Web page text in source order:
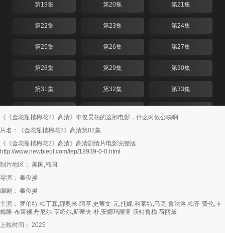
第19集 第20集 第21集
第22集 第23集 第24集
第25集 第26集 第27集
第28集 第29集 第30集
第31集 第32集 第33集
第37集
第40集 第41集
第43集
第46集
第49集 第50集 第51集
《《金花瓶楷梅花2》高清》奉俊昊拍的这部电影，什么时候公映啊
片名：《金花瓶楷梅花2》高清第02集
《《金花瓶楷梅花2》高清》高清剧情片电影完整版
http://www.newbieol.com/iep/18939-0-0.html
制片地区： 美国,韩国
导演： 奉俊昊
编剧： 奉俊昊
主演： 罗伯特·帕丁森,娜奥米·阿基,史蒂文·元,托妮·科莱特,马克·鲁法洛,帕齐·费伦,卡
梅隆·布莱顿,丹尼尔·亨绍尔,斯蒂夫·朴,安娜玛丽亚·沃特鲁梅,荷丽黛
上映时间： 2025